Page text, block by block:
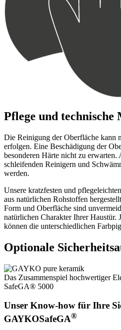
Pflege und technische
Die Reinigung der Oberfläche kann
erfolgen. Eine Beschädigung der
besonderen Härte nicht zu erwarten.
schleifenden Reinigern und
werden.
Unsere kratzfesten und
aus natürlichen Rohstoffen
Form und Oberfläche sind
natürlichen Charakter Ihrer Haustür.
können die unterschiedlichen
Optionale
Das Zusammenspiel hochwertiger
SafeGA® 5000
Unser Know-how für Ihre
GAYKOSafeGA®